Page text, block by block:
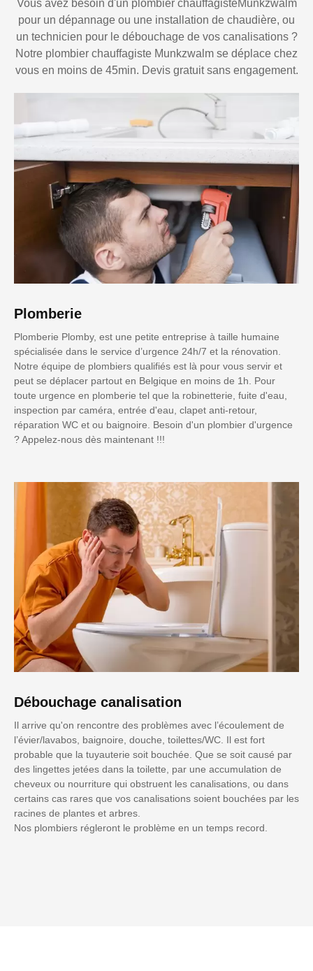
Vous avez besoin d'un plombier chauffagisteMunkzwalm
pour un dépannage ou une installation de chaudière, ou
un technicien pour le débouchage de vos canalisations ?
Notre plombier chauffagiste Munkzwalm se déplace chez
vous en moins de 45min. Devis gratuit sans engagement.
Plomberie
Plomberie Plomby, est une petite entreprise à taille humaine
spécialisée dans le service d’urgence 24h/7 et la rénovation.
Notre équipe de plombiers qualifiés est là pour vous servir et
peut se déplacer partout en Belgique en moins de 1h. Pour
toute urgence en plomberie tel que la robinetterie, fuite d'eau,
inspection par caméra, entrée d'eau, clapet anti-retour,
réparation WC et ou baignoire. Besoin d'un plombier d'urgence
? Appelez-nous dès maintenant !!!
Débouchage canalisation
Il arrive qu'on rencontre des problèmes avec l’écoulement de
l’évier/lavabos, baignoire, douche, toilettes/WC. Il est fort
probable que la tuyauterie soit bouchée. Que se soit causé par
des lingettes jetées dans la toilette, par une accumulation de
cheveux ou nourriture qui obstruent les canalisations, ou dans
certains cas rares que vos canalisations soient bouchées par les
racines de plantes et arbres.
Nos plombiers régleront le problème en un temps record.